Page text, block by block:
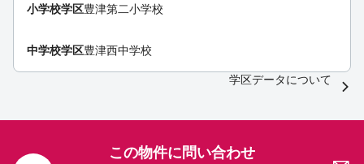
小学校学区豊津第二小学校
中学校学区豊津西中学校
学区データについて
この物件に問い合わせ